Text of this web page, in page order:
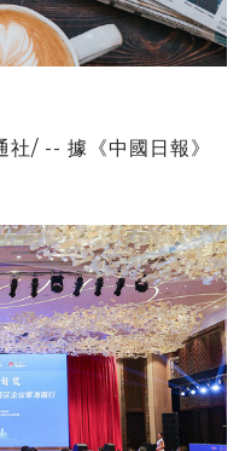
社/ -- 據《中國日報》